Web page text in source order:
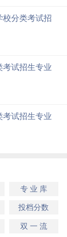
校分类考试招
考试招生专业
考试招生专业
专 业 库
投档分数
双 一 流